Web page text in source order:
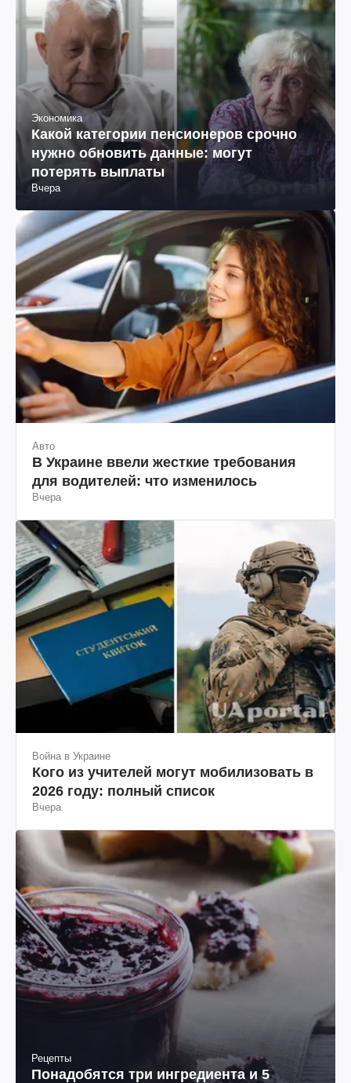
Экономика
Какой категории пенсионеров срочно
нужно обновить данные: могут
потерять выплаты
Вчера
Авто
В Украине ввели жесткие требования
для водителей: что изменилось
Вчера
Война в Украине
Кого из учителей могут мобилизовать в
2026 году: полный список
Вчера
Рецепты
Понадобятся три ингредиента и 5